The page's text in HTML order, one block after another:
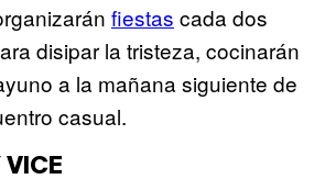
fiestas cada dos
disipar la tristeza, cocinarán
a la mañana siguiente de
casual.
VICE